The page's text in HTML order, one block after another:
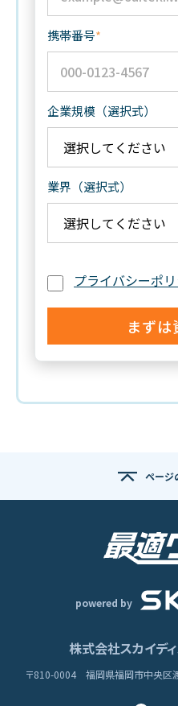
携帯番号*
企業規模（選択式）
業界（選択式）
プライバシーポ
ページ
powered by
株式会社スカイデ
〒810-0004 福岡県福岡市中央区